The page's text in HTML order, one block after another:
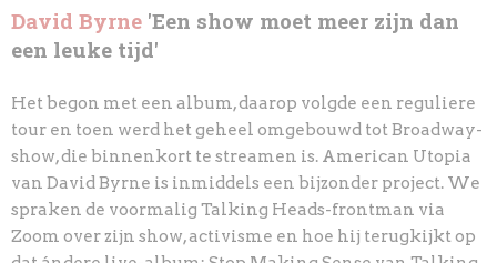
David Byrne 'Een show moet meer zijn dan
een leuke tijd'
Het begon met een album, daarop volgde een reguliere
tour en toen werd het geheel omgebouwd tot Broadway-
show, die binnenkort te streamen is. American Utopia
van David Byrne is inmiddels een bijzonder project. We
spraken de voormalig Talking Heads-frontman via
Zoom over zijn show, activisme en hoe hij terugkijkt op